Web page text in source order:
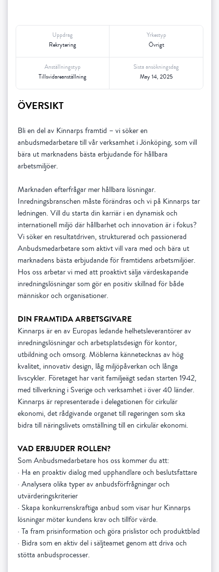
Rekrytering
Uppdrag
Övrigt
Yrkestyp
Tillsvidareanställning
Anställningstyp
May 14, 2025
Sista ansökningsdag
ÖVERSIKT
Bli en del av Kinnarps framtid – vi söker en
anbudsmedarbetare till vår verksamhet i Jönköping, som vill
bära ut marknadens bästa erbjudande för hållbara
arbetsmiljöer.
Marknaden efterfrågar mer hållbara lösningar.
Inredningsbranschen måste förändras och vi på Kinnarps tar
ledningen. Vill du starta din karriär i en dynamisk och
internationell miljö där hållbarhet och innovation är i fokus?
Vi söker en resultatdriven, strukturerad och passionerad
Anbudsmedarbetare som aktivt vill vara med och bära ut
marknadens bästa erbjudande för framtidens arbetsmiljöer.
Hos oss arbetar vi med att proaktivt sälja värdeskapande
inredningslösningar som gör en positiv skillnad för både
människor och organisationer.
DIN FRAMTIDA ARBETSGIVARE
Kinnarps är en av Europas ledande helhetsleverantörer av
inredningslösningar och arbetsplatsdesign för kontor,
utbildning och omsorg. Möblerna kännetecknas av hög
kvalitet, innovativ design, låg miljöpåverkan och långa
livscykler. Företaget har varit familjeägt sedan starten 1942,
med tillverkning i Sverige och verksamhet i över 40 länder.
Kinnarps är representerade i delegationen för cirkulär
ekonomi, det rådgivande organet till regeringen som ska
bidra till näringslivets omställning till en cirkulär ekonomi.
VAD ERBJUDER ROLLEN?
Som Anbudsmedarbetare hos oss kommer du att:
· Ha en proaktiv dialog med upphandlare och beslutsfattare
· Analysera olika typer av anbudsförfrågningar och
utvärderingskriterier
· Skapa konkurrenskraftiga anbud som visar hur Kinnarps
lösningar möter kundens krav och tillför värde.
· Ta fram prisinformation och göra prislistor och produktblad
· Bidra som en aktiv del i säljteamet genom att driva och
stötta anbudsprocesser.